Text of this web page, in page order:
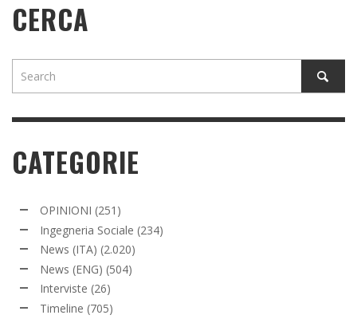
CERCA
CATEGORIE
OPINIONI (251)
Ingegneria Sociale (234)
News (ITA) (2.020)
News (ENG) (504)
Interviste (26)
Timeline (705)